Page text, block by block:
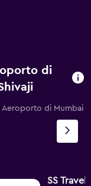
di
di Mumbai
SS Travels